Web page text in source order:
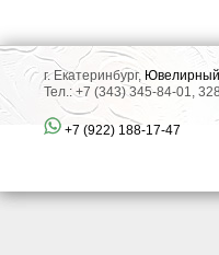
г. Екатеринбург, Ювелирный
Тел.: +7 (343) 345-84-01,
+7 (922) 188-17-47